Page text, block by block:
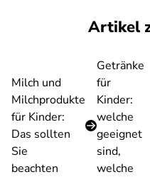
Artikel
Milch und
Milchprodukte
für Kinder:
Das sollten
Sie
beachten
Getränke
für
Kinder:
welche
geeignet
sind,
welche